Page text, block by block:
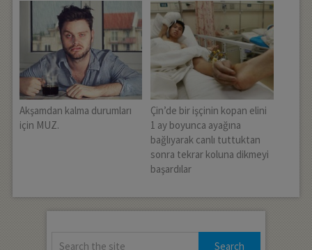
Akşamdan kalma durumları
için MUZ.
Çin’de bir işçinin kopan elini
1 ay boyunca ayağına
bağlıyarak canlı tuttuktan
sonra tekrar koluna dikmeyi
başardılar